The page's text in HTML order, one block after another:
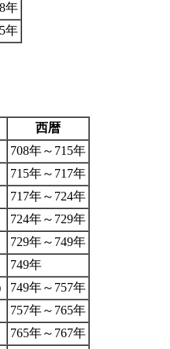
年
年
西暦
708年～715年
715年～717年
717年～724年
724年～729年
729年～749年
749年
749年～757年
757年～765年
765年～767年